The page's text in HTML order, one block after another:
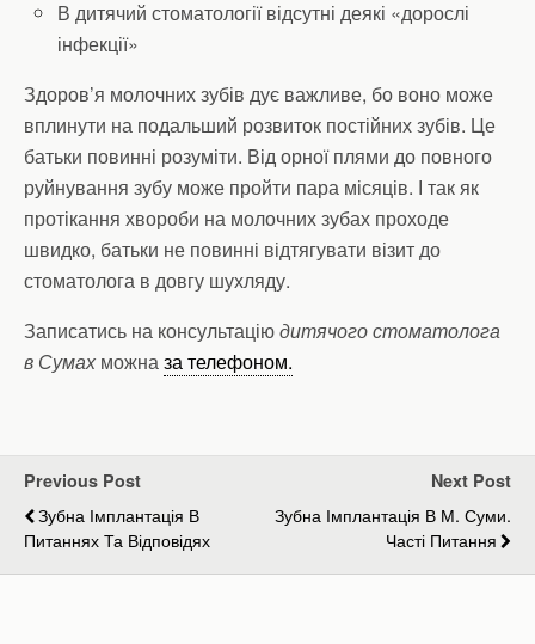
В дитячий стоматології відсутні деякі «дорослі
інфекції»
Здоров’я молочних зубів дує важливе, бо воно може
вплинути на подальший розвиток постійних зубів. Це
батьки повинні розуміти. Від орної плями до повного
руйнування зубу може пройти пара місяців. І так як
протікання хвороби на молочних зубах проходе
швидко, батьки не повинні відтягувати візит до
стоматолога в довгу шухляду.
Записатись на консультаціюдитячого стоматолога
в Сумах можназа телефоном.
Previous Post
Зубна Імплантація В
Питаннях Та Відповідях
Next Post
Зубна Імплантація В М. Суми.
Часті Питання